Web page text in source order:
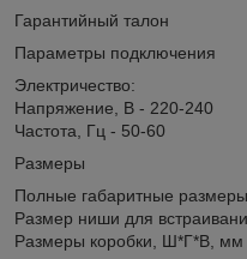
Гарантийный талон
Параметры подключения
Электричество:
Напряжение, В - 220-240
Частота, Гц - 50-60
Размеры
Полные габаритные
Размер ниши для
Размеры коробки, Ш*Г*В, мм